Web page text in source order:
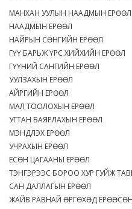
МАНХАН УУЛЫН НААДМЫН ЕРӨӨЛ
НААДМЫН ЕРӨӨЛ
НАЙРЫН СӨНГИЙН ЕРӨӨЛ
ГҮҮ БАРЬЖ ҮРС ХИЙХИЙН ЕРӨӨЛ
ГҮҮНИЙ САНГИЙН ЕРӨӨЛ
УУЛЗАХЫН ЕРӨӨЛ
АЙРГИЙН ЕРӨӨЛ
МАЛ ТООЛОХЫН ЕРӨӨЛ
УГТАН БАЯРЛАХЫН ЕРӨӨЛ
МЭНДЛЭХ ЕРӨӨЛ
УЧРАХЫН ЕРӨӨЛ
ЕСӨН ЦАГААНЫ ЕРӨӨЛ
ТЭНГЭРЭЭС БОРОО ХУР ГУЙЖ
САН ДАЛЛАГЫН ЕРӨӨЛ
ЖАЙВ РАВНАЙ ӨРГӨХӨД